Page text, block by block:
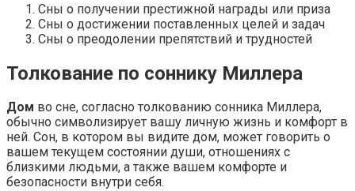
Сны о получении престижной награды или приза
Сны о достижении поставленных целей и задач
Сны о преодолении препятствий и трудностей
Толкование по соннику Миллера
Дом во сне, согласно толкованию сонника Миллера,
обычно символизирует вашу личную жизнь и комфорт в
ней. Сон, в котором вы видите дом, может говорить о
вашем текущем состоянии души, отношениях с
близкими людьми, а также вашем комфорте и
безопасности внутри себя.